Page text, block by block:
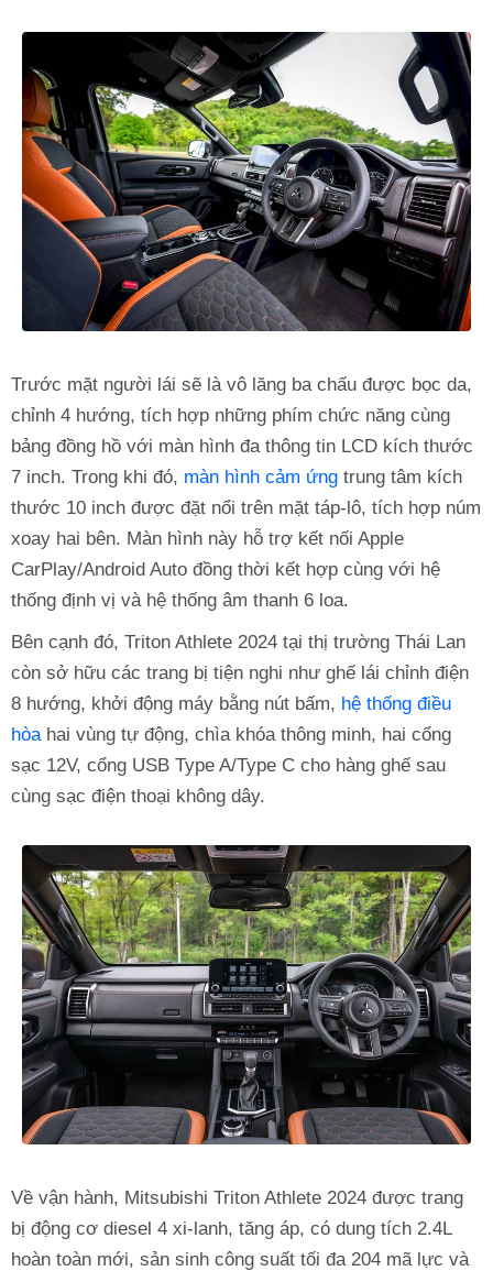
Trước mặt người lái sẽ là vô lăng ba chấu được bọc da,
chỉnh 4 hướng, tích hợp những phím chức năng cùng
bảng đồng hồ với màn hình đa thông tin LCD kích thước
7 inch. Trong khi đó, màn hình cảm ứng trung tâm kích
thước 10 inch được đặt nổi trên mặt táp-lô, tích hợp núm
xoay hai bên. Màn hình này hỗ trợ kết nối Apple
CarPlay/Android Auto đồng thời kết hợp cùng với hệ
thống định vị và hệ thống âm thanh 6 loa.
Bên cạnh đó, Triton Athlete 2024 tại thị trường Thái Lan
còn sở hữu các trang bị tiện nghi như ghế lái chỉnh điện
8 hướng, khởi động máy bằng nút bấm, hệ thống điều
hòahai vùng tự động, chìa khóa thông minh, hai cổng
sạc 12V, cổng USB Type A/Type C cho hàng ghế sau
cùng sạc điện thoại không dây.
Về vận hành, Mitsubishi Triton Athlete 2024 được trang
bị động cơ diesel 4 xi-lanh, tăng áp, có dung tích 2.4L
hoàn toàn mới, sản sinh công suất tối đa 204 mã lực và